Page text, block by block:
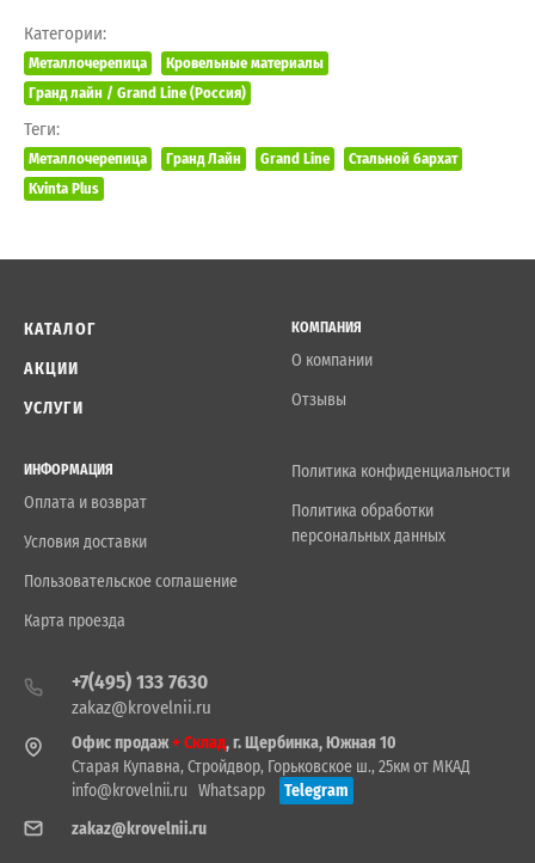
Категории:
Металлочерепица
Кровельные материалы
Гранд лайн / Grand Line (Россия)
Теги:
Металлочерепица Гранд Лайн Grand Line
Стальной бархат
Kvinta Plus
КАТАЛОГ
АКЦИИ
УСЛУГИ
КОМПАНИЯ
О компании
Отзывы
ИНФОРМАЦИЯ
Оплата и возврат
Условия доставки
Пользовательское соглашение
Карта проезда
Политика конфиденциальности
Политика обработки
персональных данных
+7(495) 133 7630
zakaz@krovelnii.ru
Офис продаж+ Склад, г. Щербинка, Южная 10
Старая Купавна, Стройдвор, Горьковское ш., 25км от МКАД
info@krovelnii.ru Whatsapp
Telegram
zakaz@krovelnii.ru